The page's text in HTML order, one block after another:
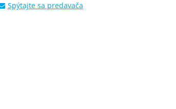
Spýtajte sa predavača